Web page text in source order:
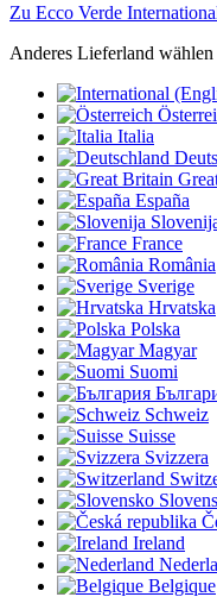
Zu Ecco Verde
Anderes Lieferland wählen
Italia
España
France
România
Sverige
Hrvatska
Polska
Magyar
Suomi
Schweiz
Suisse
Svizzera
Ireland
Belgique